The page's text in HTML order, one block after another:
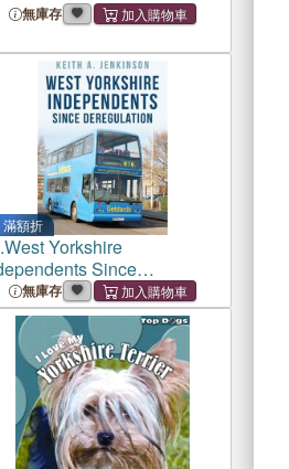
無庫存
滿額折
West Yorkshire
Since
無庫存